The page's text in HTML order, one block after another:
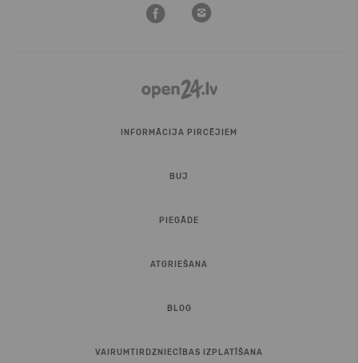
INFORMĀCIJA PIRCĒJIEM
BUJ
PIEGĀDE
ATGRIEŠANA
BLOG
VAIRUMTIRDZNIECĪBAS IZPLATĪŠANA